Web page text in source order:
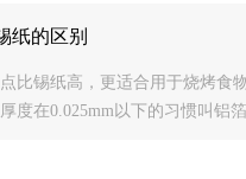
纸的区别
比锡纸高，更适合用于烧烤食
度在0.025mm以下的习惯叫铝